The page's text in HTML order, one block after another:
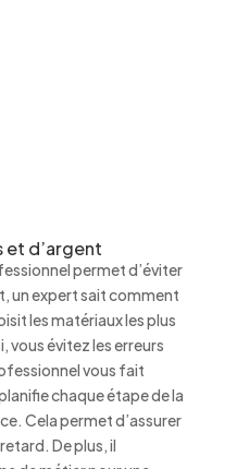
et d’argent
permet d’éviter
un expert sait comment
les matériaux les plus
vous évitez les erreurs
vous fait
chaque étape de la
Cela permet d’assurer
De plus, il